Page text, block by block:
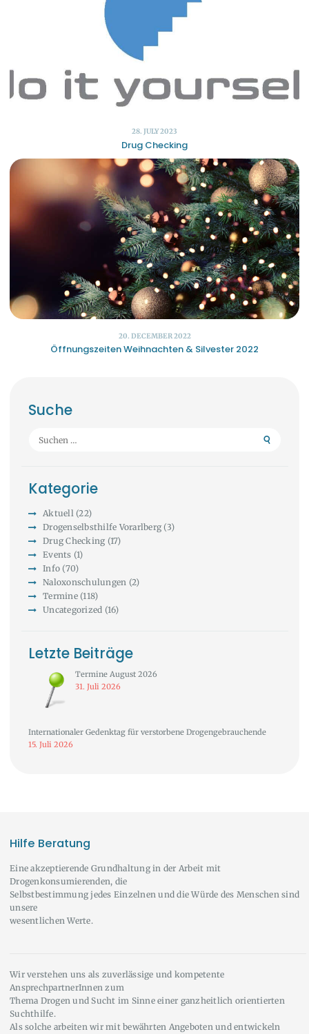
28. JULY 2023
Drug Checking
20. DECEMBER 2022
Öffnungszeiten Weihnachten & Silvester 2022
Suche
Suchen
Kategorie
Aktuell (22)
Drogenselbsthilfe Vorarlberg (3)
Drug Checking (17)
Events (1)
Info (70)
Naloxonschulungen (2)
Termine(118)
Uncategorized (16)
Letzte Beiträge
Termine August 2026
31. Juli 2026
Internationaler Gedenktag für verstorbene Drogengebrauchende
15. Juli 2026
Hilfe Beratung
Eine akzeptierende Grundhaltung in der Arbeit mit
Drogenkonsumierenden, die
Selbstbestimmung jedes Einzelnen und die Würde des Menschen sind
unsere
wesentlichen Werte.
Wir verstehen uns als zuverlässige und kompetente
AnsprechpartnerInnen zum
Thema Drogen und Sucht im Sinne einer ganzheitlich orientierten
Suchthilfe.
Als solche arbeiten wir mit bewährten Angeboten und entwickeln